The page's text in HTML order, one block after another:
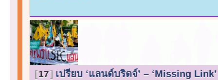
17 เปรียบ ‘แลนด์บริดจ์’ – ‘Missing